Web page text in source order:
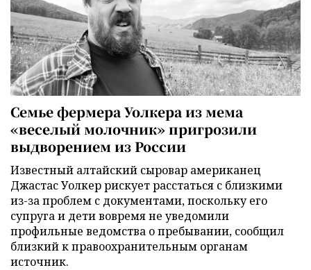
Семье фермера Уолкера из мема
«веселый молочник» пригрозили
выдворением из России
Известный алтайский сыровар американец
Джастас Уолкер рискует расстаться с близкими
из-за проблем с документами, поскольку его
супруга и дети вовремя не уведомили
профильные ведомства о пребывании, сообщил
близкий к правоохранительным органам
источник.